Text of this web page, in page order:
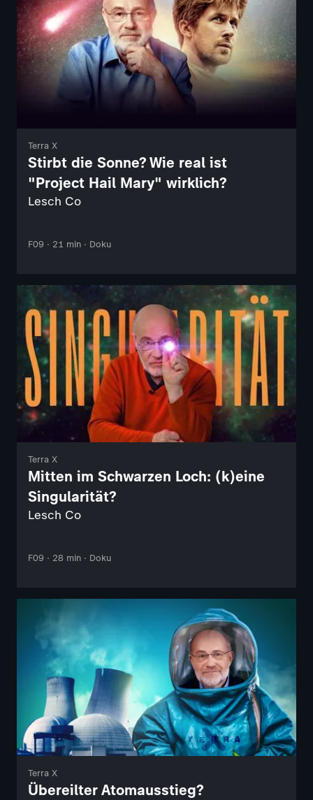
Terra X
Stirbt die Sonne? Wie real ist
"Project Hail Mary" wirklich?
Lesch Co
F09 · 21 min · Doku
Terra X
Mitten im Schwarzen Loch: (k)eine
Singularität?
Lesch Co
F09 · 28 min · Doku
Terra X
Übereilter Atomausstieg?